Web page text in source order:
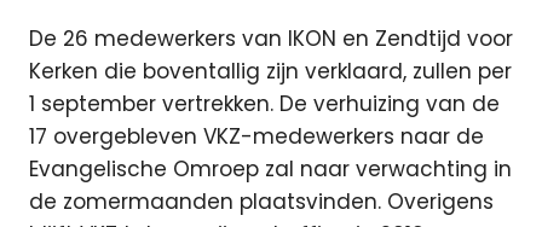
De 26 medewerkers van IKON en Zendtijd voor
Kerken die boventallig zijn verklaard, zullen per
1 september vertrekken. De verhuizing van de
17 overgebleven VKZ-medewerkers naar de
Evangelische Omroep zal naar verwachting in
de zomermaanden plaatsvinden. Overigens